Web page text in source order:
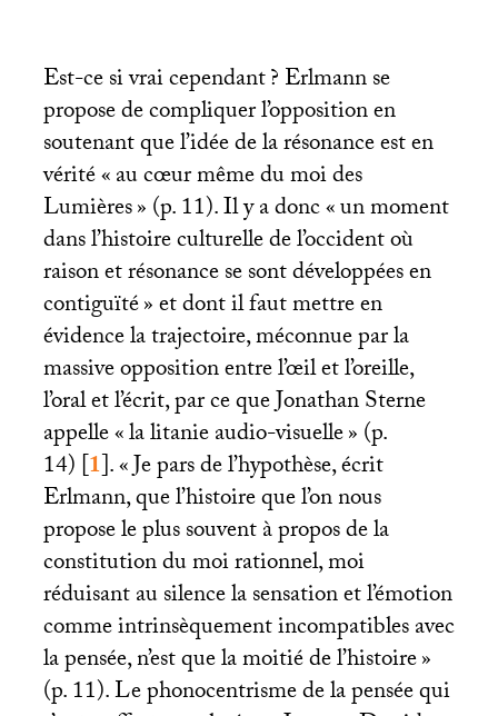
Est-ce si vrai cependant? Erlmann se
propose de compliquer l’opposition en
soutenant que l’idée de la résonance est en
vérité «au cœur même du moi des
Lumières» (p. 11). Il y a donc «un moment
dans l’histoire culturelle de l’occident où
raison et résonance se sont développées en
contiguïté» et dont il faut mettre en
évidence la trajectoire, méconnue par la
massive opposition entre l’œil et l’oreille,
l’oral et l’écrit, par ce que Jonathan Sterne
appelle «la litanie audio-visuelle» (p.
14)[1]. «Je pars de l’hypothèse, écrit
Erlmann, que l’histoire que l’on nous
propose le plus souvent à propos de la
constitution du moi rationnel, moi
réduisant au silence la sensation et l’émotion
comme intrinsèquement incompatibles avec
la pensée, n’est que la moitié de l’histoire»
(p. 11). Le phonocentrisme de la pensée qui